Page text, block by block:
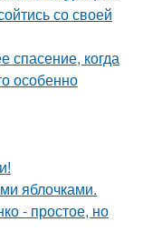
со своей
спасение, когда
особенно
яблочками.
- простое, но